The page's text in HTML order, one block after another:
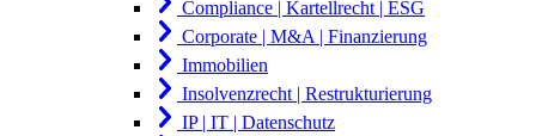
Compliance | Kartellrecht | ESG
Corporate | M&A | Finanzierung
Immobilien
Insolvenzrecht | Restrukturierung
IP | IT | Datenschutz